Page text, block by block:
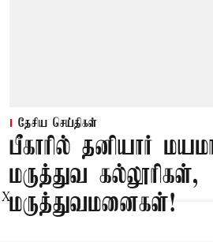
தேசிய செய்திகள்
பீகாரில் தனியார்
மருத்துவ கல்லூரிகள்,
மருத்துவமனைகள்!
X